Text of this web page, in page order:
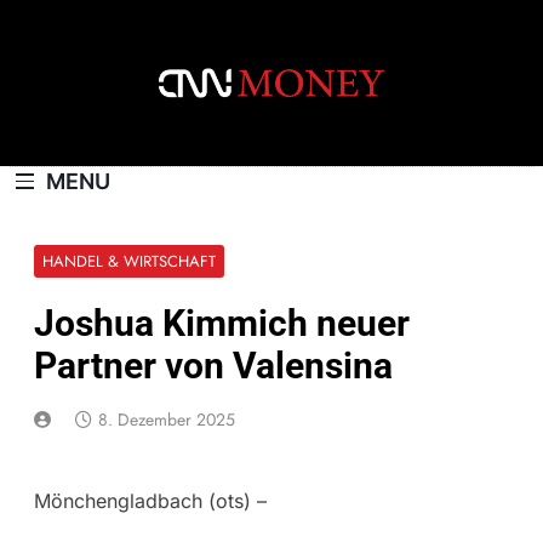
MENU
HANDEL & WIRTSCHAFT
Joshua Kimmich neuer
Partner von Valensina
8. Dezember 2025
Mönchengladbach (ots) –